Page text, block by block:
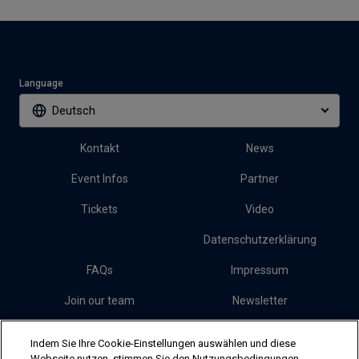
Language
Deutsch
Kontakt News
Event Infos Partner
Tickets Video
Datenschutzerklärung
FAQs Impressum
Join our team Newsletter
Indem Sie Ihre Cookie-Einstellungen auswählen und diese